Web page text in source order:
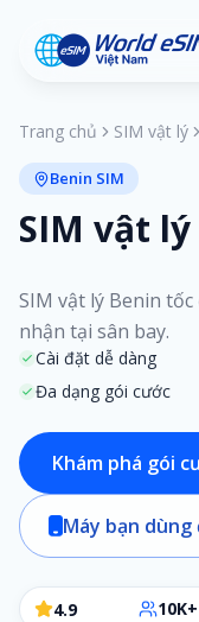
Trang chủ SIM vật lý
Benin SIM
SIM vật
SIM vật lý Benin
nhận tại sân bay.
Cài đặt dễ dàng
Đa dạng gói cước
Khám phá gói
Máy bạn dùng
4.9